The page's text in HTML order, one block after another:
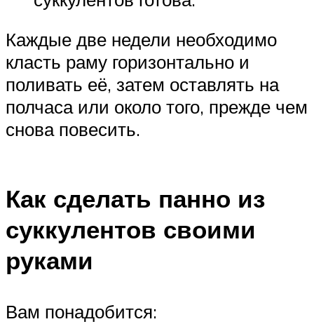
Каждые две недели необходимо
класть раму горизонтально и
поливать её, затем оставлять на
полчаса или около того, прежде чем
снова повесить.
Как сделать панно из
суккулентов своими
руками
Вам понадобится: